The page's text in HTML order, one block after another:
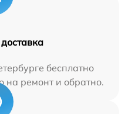
бесплатно
на ремонт и обратно.